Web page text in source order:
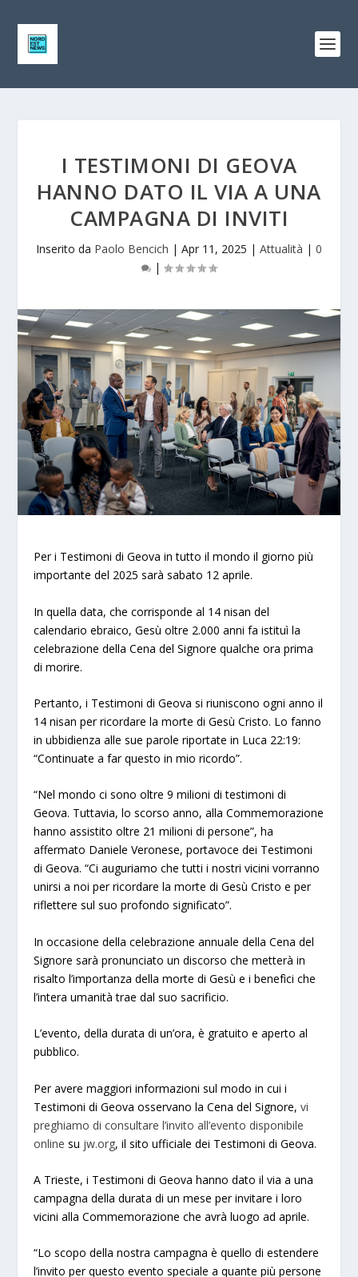
I TESTIMONI DI GEOVA
HANNO DATO IL VIA A UNA
CAMPAGNA DI INVITI
Inserito da Paolo Bencich | Apr 11, 2025 | Attualità | 0
|
Per i Testimoni di Geova in tutto il mondo il giorno più
importante del 2025 sarà sabato 12 aprile.
In quella data, che corrisponde al 14 nisan del
calendario ebraico, Gesù oltre 2.000 anni fa istituì la
celebrazione della Cena del Signore qualche ora prima
di morire.
Pertanto, i Testimoni di Geova si riuniscono ogni anno il
14 nisan per ricordare la morte di Gesù Cristo. Lo fanno
in ubbidienza alle sue parole riportate in Luca 22:19:
“Continuate a far questo in mio ricordo”.
“Nel mondo ci sono oltre 9 milioni di testimoni di
Geova. Tuttavia, lo scorso anno, alla Commemorazione
hanno assistito oltre 21 milioni di persone”, ha
affermato Daniele Veronese, portavoce dei Testimoni
di Geova. “Ci auguriamo che tutti i nostri vicini vorranno
unirsi a noi per ricordare la morte di Gesù Cristo e per
riflettere sul suo profondo significato”.
In occasione della celebrazione annuale della Cena del
Signore sarà pronunciato un discorso che metterà in
risalto l’importanza della morte di Gesù e i benefìci che
l’intera umanità trae dal suo sacrificio.
L’evento, della durata di un’ora, è gratuito e aperto al
pubblico.
Per avere maggiori informazioni sul modo in cui i
Testimoni di Geova osservano la Cena del Signore,vi
preghiamo di consultare l’invito all’evento disponibile
online su jw.org, il sito ufficiale dei Testimoni di Geova.
A Trieste, i Testimoni di Geova hanno dato il via a una
campagna della durata di un mese per invitare i loro
vicini alla Commemorazione che avrà luogo ad aprile.
“Lo scopo della nostra campagna è quello di estendere
l’invito per questo evento speciale a quante più persone